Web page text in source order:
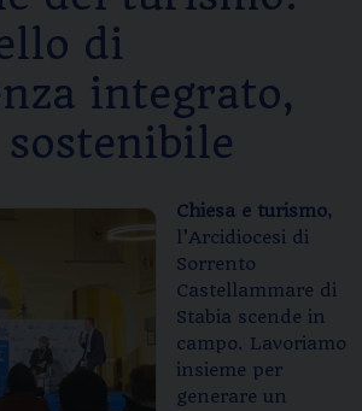
di
integrato,
Chiesa e turismo,
l’Arcidiocesi di
Sorrento
Castellammare di
Stabia scende in
campo. Lavoriamo
insieme per
generare un